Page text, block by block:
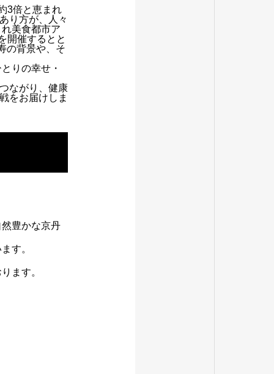
3倍と恵まれ
り方が、人々
美食都市ア
開催するとと
の背景や、そ
りの幸せ・
ながり、健康
をお届けしま
豊かな京丹
す。
ます。